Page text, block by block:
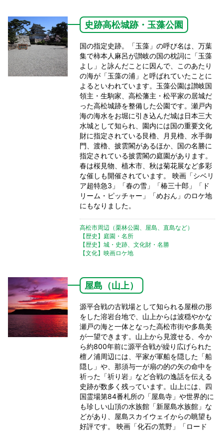
史跡高松城跡・玉藻公園
国の指定史跡。「玉藻」の呼び名は、万葉
集で柿本人麻呂が讃岐の国の枕詞に「玉藻
よし」と詠んだことに因んで、このあたり
の海が「玉藻の浦」と呼ばれていたことに
よるといわれています。玉藻公園は讃岐国
領主・生駒家、高松藩主・松平家の居城だ
った高松城跡を整備した公園です。瀬戸内
海の海水をお堀に引き込んだ城は日本三大
水城として知られ、園内には国の重要文化
財に指定されている艮櫓、月見櫓、水手御
門、渡櫓、披雲閣があるほか、国の名勝に
指定されている披雲閣の庭園があります。
春は桜見物、植木市、秋は菊花展など多彩
な催しも開催されています。 映画「シベリ
ア超特急3」「春の雪」「椿三十郎」「ド
リーム・ピッチャー」「めおん」のロケ地
にもなりました。
高松市周辺（栗林公園、屋島、直島など）
【歴史】庭園・名所
【歴史】城・史跡、文化財・名勝
【文化】映画ロケ地
屋島（山上）
源平合戦の古戦場として知られる屋根の形
をした溶岩台地で、山上からは波穏やかな
瀬戸の海と一体となった高松市街や多島美
が一望できます。山上から見渡せる、今か
ら約800年前に源平合戦が繰り広げられた
檀ノ浦周辺には、平家が軍船を隠した「船
隠し」や、那須与一が扇の的の矢の命中を
祈った「祈り岩」など合戦の逸話を伝える
史跡が数多く残っています。山上には、四
国霊場第84番札所の「屋島寺」や世界的に
も珍しい山頂の水族館「新屋島水族館」な
どがあり、屋島スカイウェイからの眺望も
好評です。 映画「化石の荒野」「ロード